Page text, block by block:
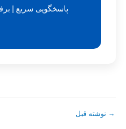
پاسخگویی سریع |
→ نوشته قبل